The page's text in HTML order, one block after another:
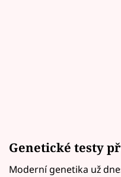
Genetické testy
Moderní genetika už